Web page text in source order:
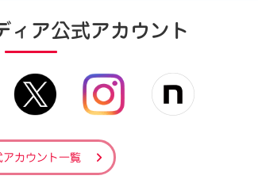
ィア公式アカウント
アカウント一覧